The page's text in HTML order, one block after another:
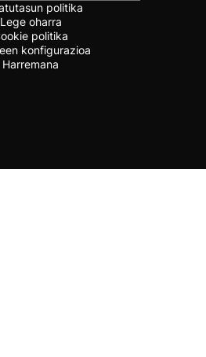
politika
Lege oharra
politika
konfigurazioa
Harremana